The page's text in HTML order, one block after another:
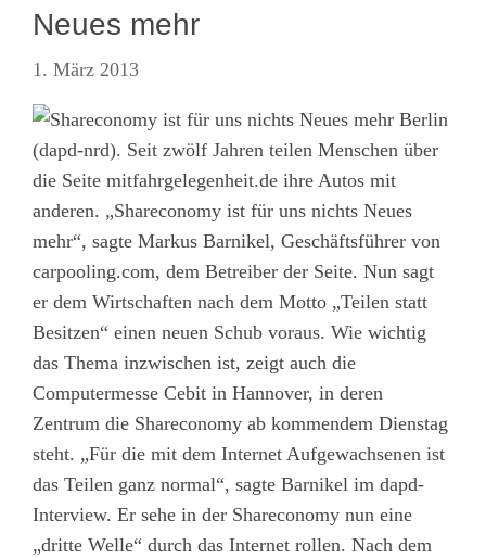
Neues mehr
1. März 2013
Berlin
(dapd-nrd). Seit zwölf Jahren teilen Menschen über
die Seite mitfahrgelegenheit.de ihre Autos mit
anderen. „Shareconomy ist für uns nichts Neues
mehr“, sagte Markus Barnikel, Geschäftsführer von
carpooling.com, dem Betreiber der Seite. Nun sagt
er dem Wirtschaften nach dem Motto „Teilen statt
Besitzen“ einen neuen Schub voraus. Wie wichtig
das Thema inzwischen ist, zeigt auch die
Computermesse Cebit in Hannover, in deren
Zentrum die Shareconomy ab kommendem Dienstag
steht. „Für die mit dem Internet Aufgewachsenen ist
das Teilen ganz normal“, sagte Barnikel im dapd-
Interview. Er sehe in der Shareconomy nun eine
„dritte Welle“ durch das Internet rollen. Nach dem